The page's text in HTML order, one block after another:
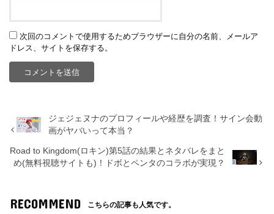
次回のコメントで使用するためブラウザーに自分の名前、メールア
ドレス、サイトを保存する。
ジェジェヌナのプロフィールや経歴を調査！サイン会動
画がヤバいって本当？
Road to Kingdom(ロキン)第5話の結果とネタバレをまと
め(無料視聴サイトも)！ドボとペンタのコラボが実現？
RECOMMEND こちらの記事も人気です。